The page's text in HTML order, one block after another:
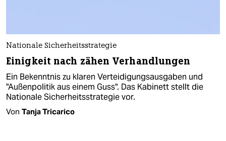
Nationale Sicherheitsstrategie
Einigkeit nach zähen Verhandlungen
Ein Bekenntnis zu klaren Verteidigungsausgaben und
"Außenpolitik aus einem Guss". Das Kabinett stellt die
Nationale Sicherheitsstrategie vor.
Von Tanja Tricarico